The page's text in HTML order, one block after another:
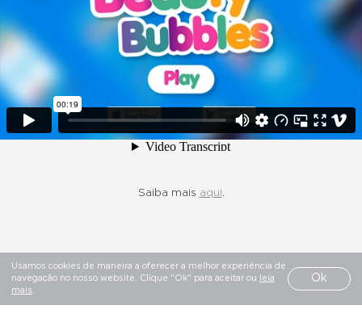
Usamos cookies de maneira a oferecer a melhor experiência de
navegação no nosso website. Clique "Ok" para aceitar ou
leia
mais .
Ok
Saiba mais aqui.
VIMEO
SALVADO® TODOS OS DIREITOS RESERVADOS
LIVRO DE RECLAMAÇÕES